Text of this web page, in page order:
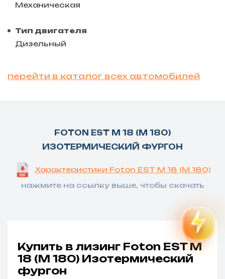
Механическая
Тип двигателя
Дизельный
перейти в каталог всех автомобилей
FOTON EST M 18 (M 180)
ИЗОТЕРМИЧЕСКИЙ ФУРГОН
Характеристики Foton EST M 18 (M 180)
нажмите на ссылку выше, чтобы скачать
Купить в лизинг Foton EST M
18 (M 180) Изотермический
фургон